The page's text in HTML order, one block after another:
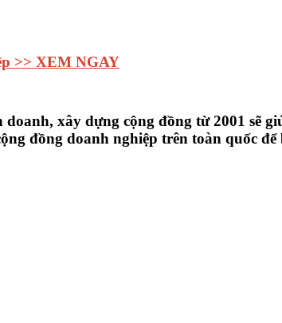
>> XEM NGAY
xây dựng cộng đồng từ 2001 sẽ
đồng doanh nghiệp trên toàn quốc